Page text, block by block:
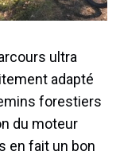
ultra
adapté
forestiers
du moteur
en fait un bon